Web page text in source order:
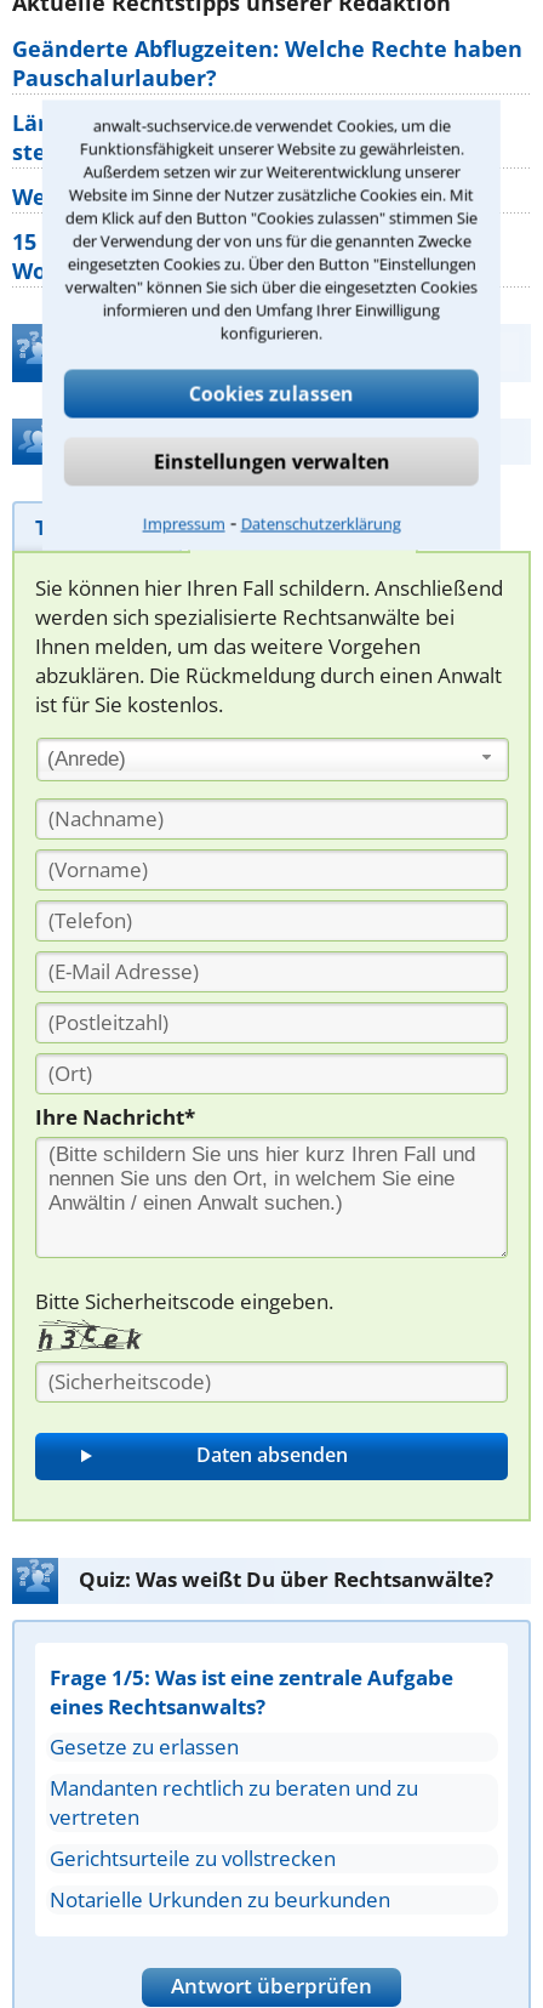
anwalt-suchservice.de verwendet Cookies, um die
Funktionsfähigkeit unserer Website zu gewährleisten.
Außerdem setzen wir zur Weiterentwicklung unserer
Website im Sinne der Nutzer zusätzliche Cookies ein. Mit
dem Klick auf den Button "Cookies zulassen" stimmen Sie
der Verwendung der von uns für die genannten Zwecke
eingesetzten Cookies zu. Über den Button "Einstellungen
verwalten" können Sie sich über die eingesetzten Cookies
informieren und den Umfang Ihrer Einwilligung
konfigurieren.
Cookies zulassen
Einstellungen verwalten
Impressum ⁃ Datenschutzerklärung
Geänderte Abflugzeiten: Welche Rechte haben
Pauschalurlauber?
Lärm von den Nachbarn: Welche Rechte
stehen mir zu?
Wer muss Zweitwohnungssteuer zahlen?
15 elementare Rechte, die jeder
Wohnungseigentümer kennen sollte
Teste Dein Rechtswissen
Hilfe bei Ihrer Anwaltsuche?
Telefonhilfe Beratungsanfrage
Sie können hier Ihren Fall schildern. Anschließend
werden sich spezialisierte Rechtsanwälte bei
Ihnen melden, um das weitere Vorgehen
abzuklären. Die Rückmeldung durch einen Anwalt
ist für Sie kostenlos.
(Anrede)
Ihre Nachricht*
Bitte Sicherheitscode eingeben.
Quiz: Was weißt Du über Rechtsanwälte?
Frage 1/5: Was ist eine zentrale Aufgabe
eines Rechtsanwalts?
Gesetze zu erlassen
Mandanten rechtlich zu beraten und zu
vertreten
Gerichtsurteile zu vollstrecken
Notarielle Urkunden zu beurkunden
Antwort überprüfen